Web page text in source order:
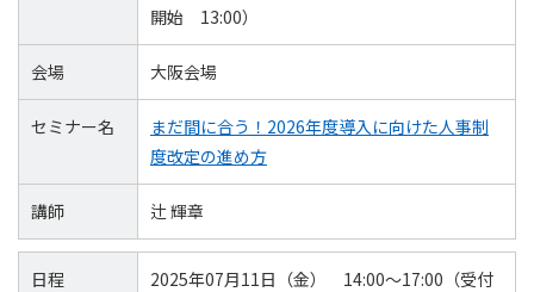
開始 13:00）
会場 大阪会場
セミナー名
まだ間に合う！2026年度導入に向けた人事制
度改定の進め方
講師 辻 輝章
日程
2025年07月11日（金） 14:00～17:00（受付